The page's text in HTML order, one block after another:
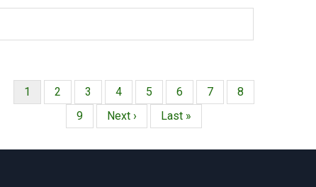
Paginación
Página
actual
1 Página
2 Página
3 Página
4 Página
5 Página
6 Página
7 Página
8
Página
9
Siguiente
página
Next ›
Última
página
Last »